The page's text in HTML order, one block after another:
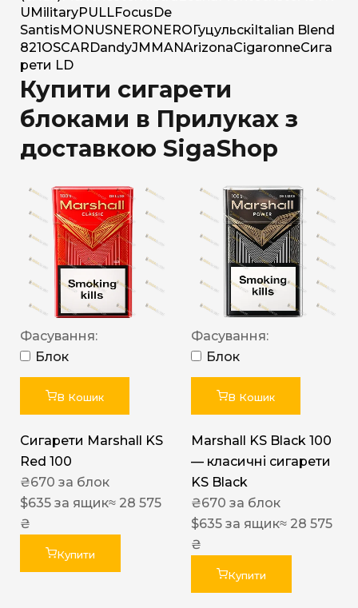
U MilitaryPULLFocus De
Santis MONUSNERO NERO Гуцульскі Italian Blend
821 OSCAR DandyJM MANArizonaCigaronneСига
рети LD
Купити сигарети
блоками в Прилуках з
доставкою SigaShop
Фасування:
Блок
В Кошик
Сигарети Marshall KS
Red 100
₴670 за блок
$635 за ящик≈ 28 575
₴
Купити
Фасування:
Блок
В Кошик
Marshall KS Black 100
— класичні сигарети
KS Black
₴670 за блок
$635 за ящик≈ 28 575
₴
Купити